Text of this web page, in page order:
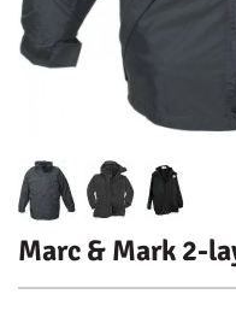
Marc & Mark 2-